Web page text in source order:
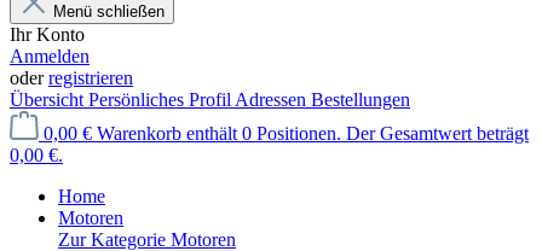
Menü schließen
Ihr Konto
Anmelden
oderregistrieren
Übersicht Persönliches Profil Adressen Bestellungen
0,00 € Warenkorb enthält 0 Positionen. Der Gesamtwert beträgt
0,00 €.
Home
Motoren
Zur Kategorie Motoren